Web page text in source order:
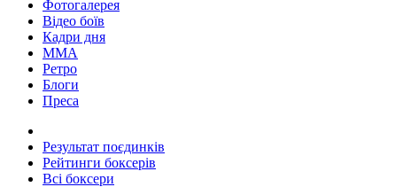
Фотогалерея
Відео боїв
Кадри дня
ММА
Ретро
Блоги
Преса
Результат поєдинків
Рейтинги боксерів
Всі боксери